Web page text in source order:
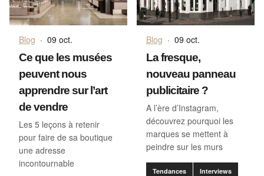
Blog · 09 oct.
Ce que les musées
peuvent nous
apprendre sur l’art
de vendre
Les 5 leçons à retenir
pour faire de sa boutique
une adresse
incontournable
Blog · 09 oct.
La fresque,
nouveau panneau
publicitaire ?
A l’ère d’Instagram,
découvrez pourquoi les
marques se mettent à
peindre sur les murs
Tendances Interviews